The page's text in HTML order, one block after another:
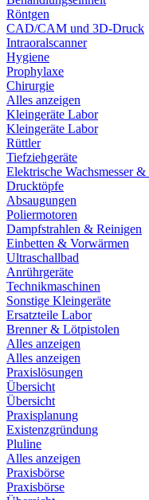
Röntgen
CAD/CAM und 3D-Druck
Intraoralscanner
Hygiene
Prophylaxe
Chirurgie
Alles anzeigen
Kleingeräte Labor
Kleingeräte Labor
Rüttler
Tiefziehgeräte
Elektrische Wachsmesser &
Drucktöpfe
Absaugungen
Poliermotoren
Dampfstrahlen & Reinigen
Einbetten & Vorwärmen
Ultraschallbad
Anrührgeräte
Technikmaschinen
Sonstige Kleingeräte
Ersatzteile Labor
Brenner & Lötpistolen
Alles anzeigen
Alles anzeigen
Praxislösungen
Übersicht
Übersicht
Praxisplanung
Existenzgründung
Pluline
Alles anzeigen
Praxisbörse
Praxisbörse